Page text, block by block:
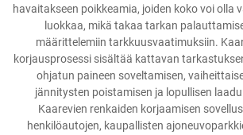
havaitakseen poikkeamia, joiden koko voi olla
luokkaa, mikä takaa tarkan
määrittelemiin tarkkuusvaatimuksiin.
korjausprosessi sisältää kattavan
ohjatun paineen soveltamisen,
jännitysten poistamisen ja lopullisen
Kaarevien renkaiden korjaamisen
henkilöautojen, kaupallisten